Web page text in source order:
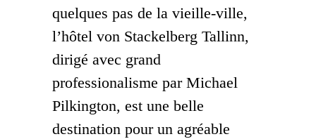
quelques pas de la vieille-ville,
l’hôtel von Stackelberg Tallinn,
dirigé avec grand
professionalisme par Michael
Pilkington, est une belle
destination pour un agréable